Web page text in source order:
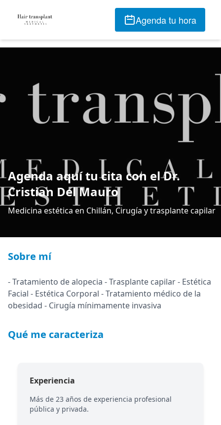
Agenda tu hora
Agenda aquí tu cita con el Dr.
Cristian Del Mauro
Medicina estética en Chillán, Cirugía y trasplante capilar
Sobre mí
- Tratamiento de alopecia - Trasplante capilar - Estética
Facial - Estética Corporal - Tratamiento médico de la
obesidad - Cirugía mínimamente invasiva
Qué me caracteriza
Experiencia
Más de 23 años de experiencia profesional
pública y privada.